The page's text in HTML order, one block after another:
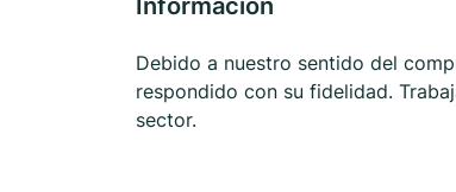
Información
Debido a nuestro sentido del
respondido con su fidelidad.
sector.